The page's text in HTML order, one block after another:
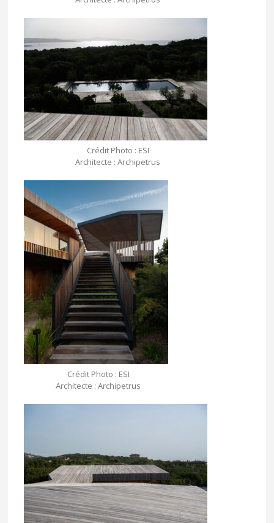
Crédit Photo : ESI
Architecte : Archipetrus
Crédit Photo : ESI
Architecte : Archipetrus